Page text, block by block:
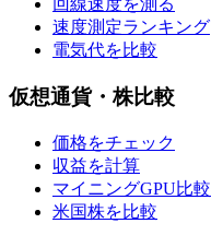
回線速度を測る
速度測定ランキング
電気代を比較
仮想通貨・株比較
価格をチェック
収益を計算
マイニングGPU比較
米国株を比較